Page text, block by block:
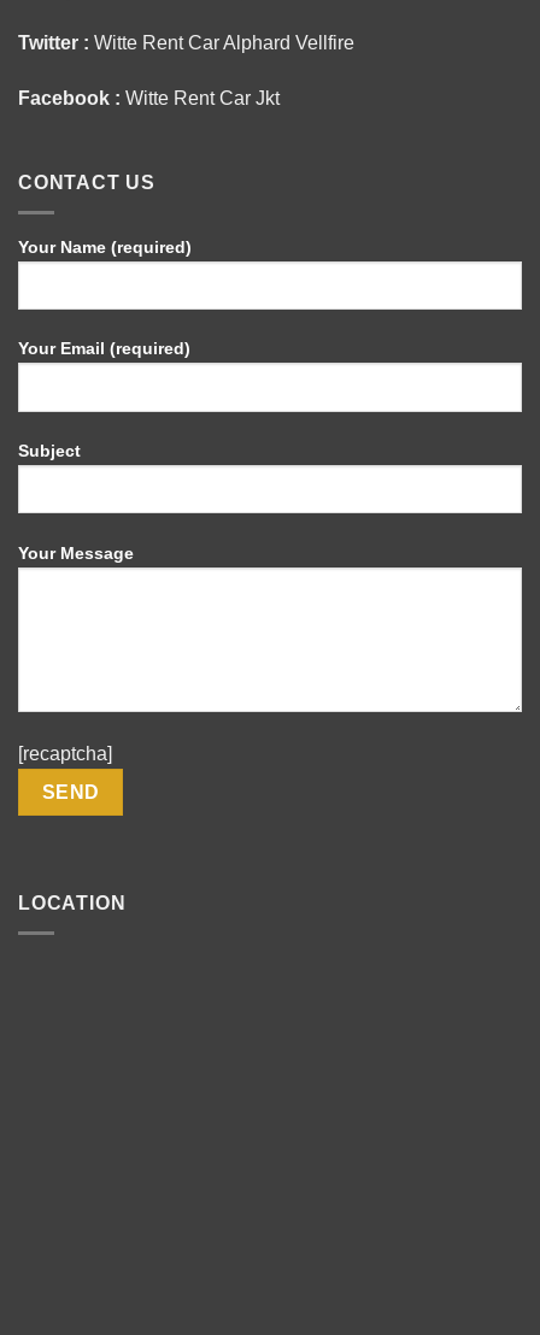
Twitter : Witte Rent Car Alphard Vellfire
Facebook : Witte Rent Car Jkt
CONTACT US
Your Name (required)
Your Email (required)
Subject
Your Message
[recaptcha]
LOCATION